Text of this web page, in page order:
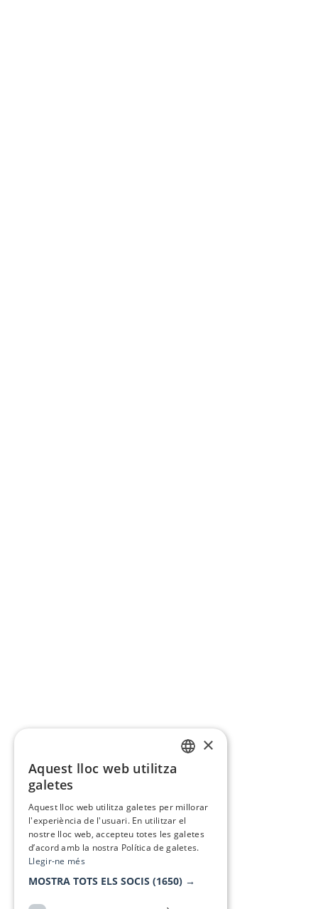
×
Aquest lloc web utilitza
galetes
Aquest lloc web utilitza galetes per millorar
l'experiència de l'usuari. En utilitzar el
nostre lloc web, accepteu totes les galetes
d’acord amb la nostra Política de galetes.
Llegir-ne més
MOSTRA TOTS ELS SOCIS (1650) →